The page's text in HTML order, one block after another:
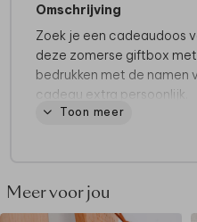
Omschrijving
Zoek je een cadeaudoos
deze zomerse giftbox
bedrukken met de namen
cadeau extra persoonlijk.
• Bovenzijde is te
keuze
Toon meer
Meer voor jou